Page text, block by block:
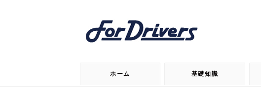
ホーム 基礎知識